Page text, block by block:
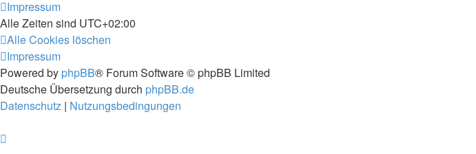
Impressum
Alle Zeiten sind UTC+02:00
Alle Cookies löschen
Impressum
Powered by phpBB® Forum Software © phpBB Limited
Deutsche Übersetzung durch phpBB.de
Datenschutz | Nutzungsbedingungen